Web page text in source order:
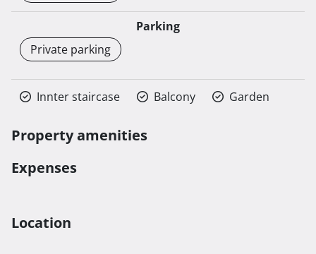
Parking
Private parking
Innter staircase Balcony Garden
Property amenities
Expenses
Location